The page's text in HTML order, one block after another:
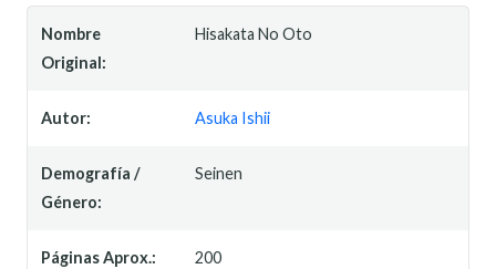
Nombre
Original:
Hisakata No Oto
Autor: Asuka Ishii
Demografía /
Género:
Seinen
Páginas Aprox.: 200